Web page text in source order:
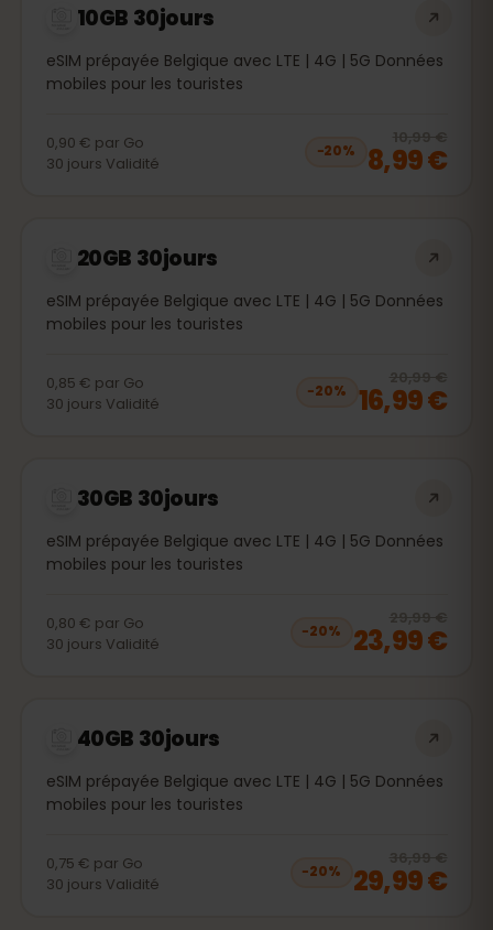
10GB 30jours
eSIM prépayée Belgique avec LTE | 4G | 5G Données
mobiles pour les touristes
0,90 € par Go
30 jours Validité
−20%
10,99 €
8,99 €
20GB 30jours
eSIM prépayée Belgique avec LTE | 4G | 5G Données
mobiles pour les touristes
0,85 € par Go
30 jours Validité
−20%
20,99 €
16,99 €
30GB 30jours
eSIM prépayée Belgique avec LTE | 4G | 5G Données
mobiles pour les touristes
0,80 € par Go
30 jours Validité
−20%
29,99 €
23,99 €
40GB 30jours
eSIM prépayée Belgique avec LTE | 4G | 5G Données
mobiles pour les touristes
0,75 € par Go
30 jours Validité
−20%
36,99 €
29,99 €